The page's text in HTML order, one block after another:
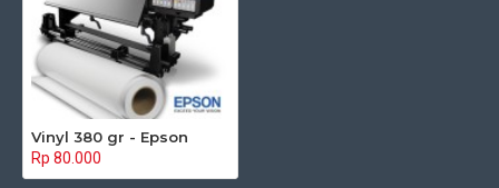
Vinyl 380 gr - Epson
Rp 80.000